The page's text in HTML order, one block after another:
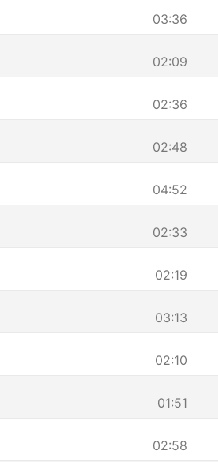
03:36
02:09
02:36
02:48
04:52
02:33
02:19
03:13
02:10
01:51
02:58